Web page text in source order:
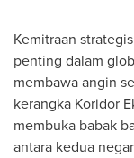
Kemitraan
penting dalam
membawa angin
kerangka Koridor
membuka babak
antara kedua